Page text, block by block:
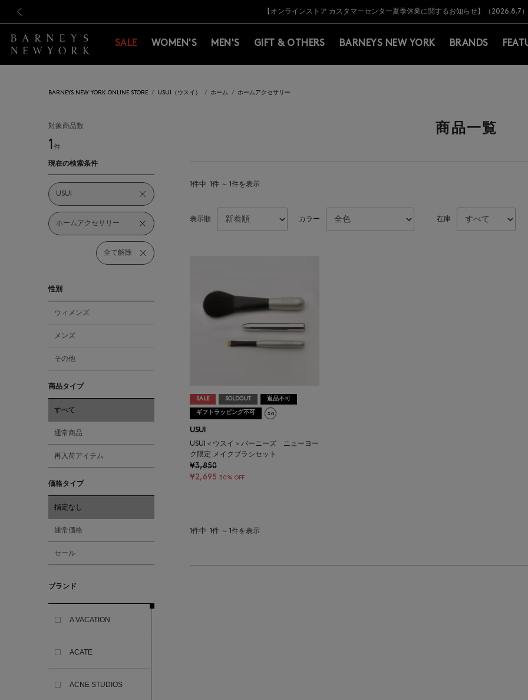
新規登録のお客様も対象！＜MY BARNEYS＞会員のお客様は11,000円（税込）以上のお買上げで常時送料無料
【夏季休業に伴う出荷一時停止のお知らせ】(2026.8.7)
【オンラインストア カスタマーセンター夏季休業に関するお知らせ】（2026.8.7）
【夏季休業に伴う返品・交換承り一時停止のお知らせ】（2026.8.5）
熊本県を中心とした地震の影響によるお荷物のお届けについて
【開催中】SUMMER SALEのご案内・ご注意事項
新規登録のお客様も対象！＜MY BARNEYS＞会員のお客様は11,000円（税込）以上のお買上げで常時送料無料
【夏季休業に伴う出荷一時停止のお知らせ】(2026.8.7)
SALE WOMEN'S MEN'S GIFT & OTHERS BARNEYS NEW YORK BRANDS
BARNEYS NEW YORK ONLINE STORE USUI（ウスイ） ホーム ホームアクセサリー
対象商品数
1件
現在の検索条件
USUI
ホームアクセサリー
全て解除
性別
ウィメンズ
メンズ
その他
商品タイプ
すべて
通常商品
再入荷アイテム
価格タイプ
指定なし
通常価格
セール
ブランド
A VACATION
ACATE
ACNE STUDIOS
商品一覧
1件中 1件 ～ 1件を表示
表示順 カラー 在庫
SALE SOLDOUT 返品不可
ギフトラッピング不可
USUI
USUI＜ウスイ＞バーニーズ ニューヨー
ク限定 メイクブラシセット
¥3,850
¥2,695 30% OFF
1件中 1件 ～ 1件を表示